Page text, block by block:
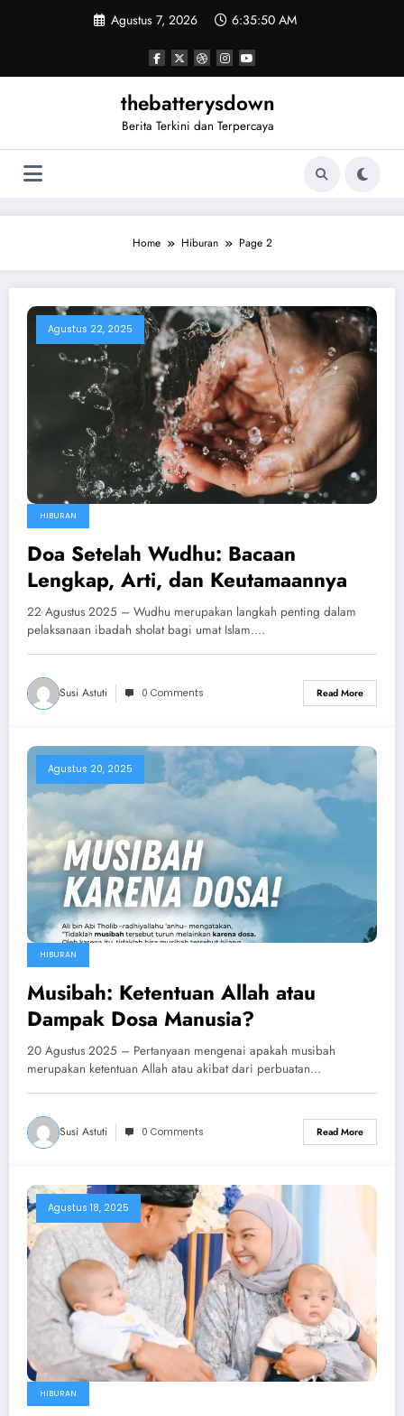
Agustus 7, 2026 6:35:50 AM
thebatterysdown
Berita Terkini dan Terpercaya
Home Hiburan Page 2
Agustus 22, 2025
HIBURAN
Doa Setelah Wudhu: Bacaan
Lengkap, Arti, dan Keutamaannya
22 Agustus 2025 – Wudhu merupakan langkah penting dalam
pelaksanaan ibadah sholat bagi umat Islam.…
Susi Astuti 0 Comments Read More
Agustus 20, 2025
HIBURAN
Musibah: Ketentuan Allah atau
Dampak Dosa Manusia?
20 Agustus 2025 – Pertanyaan mengenai apakah musibah
merupakan ketentuan Allah atau akibat dari perbuatan…
Susi Astuti 0 Comments Read More
Agustus 18, 2025
HIBURAN